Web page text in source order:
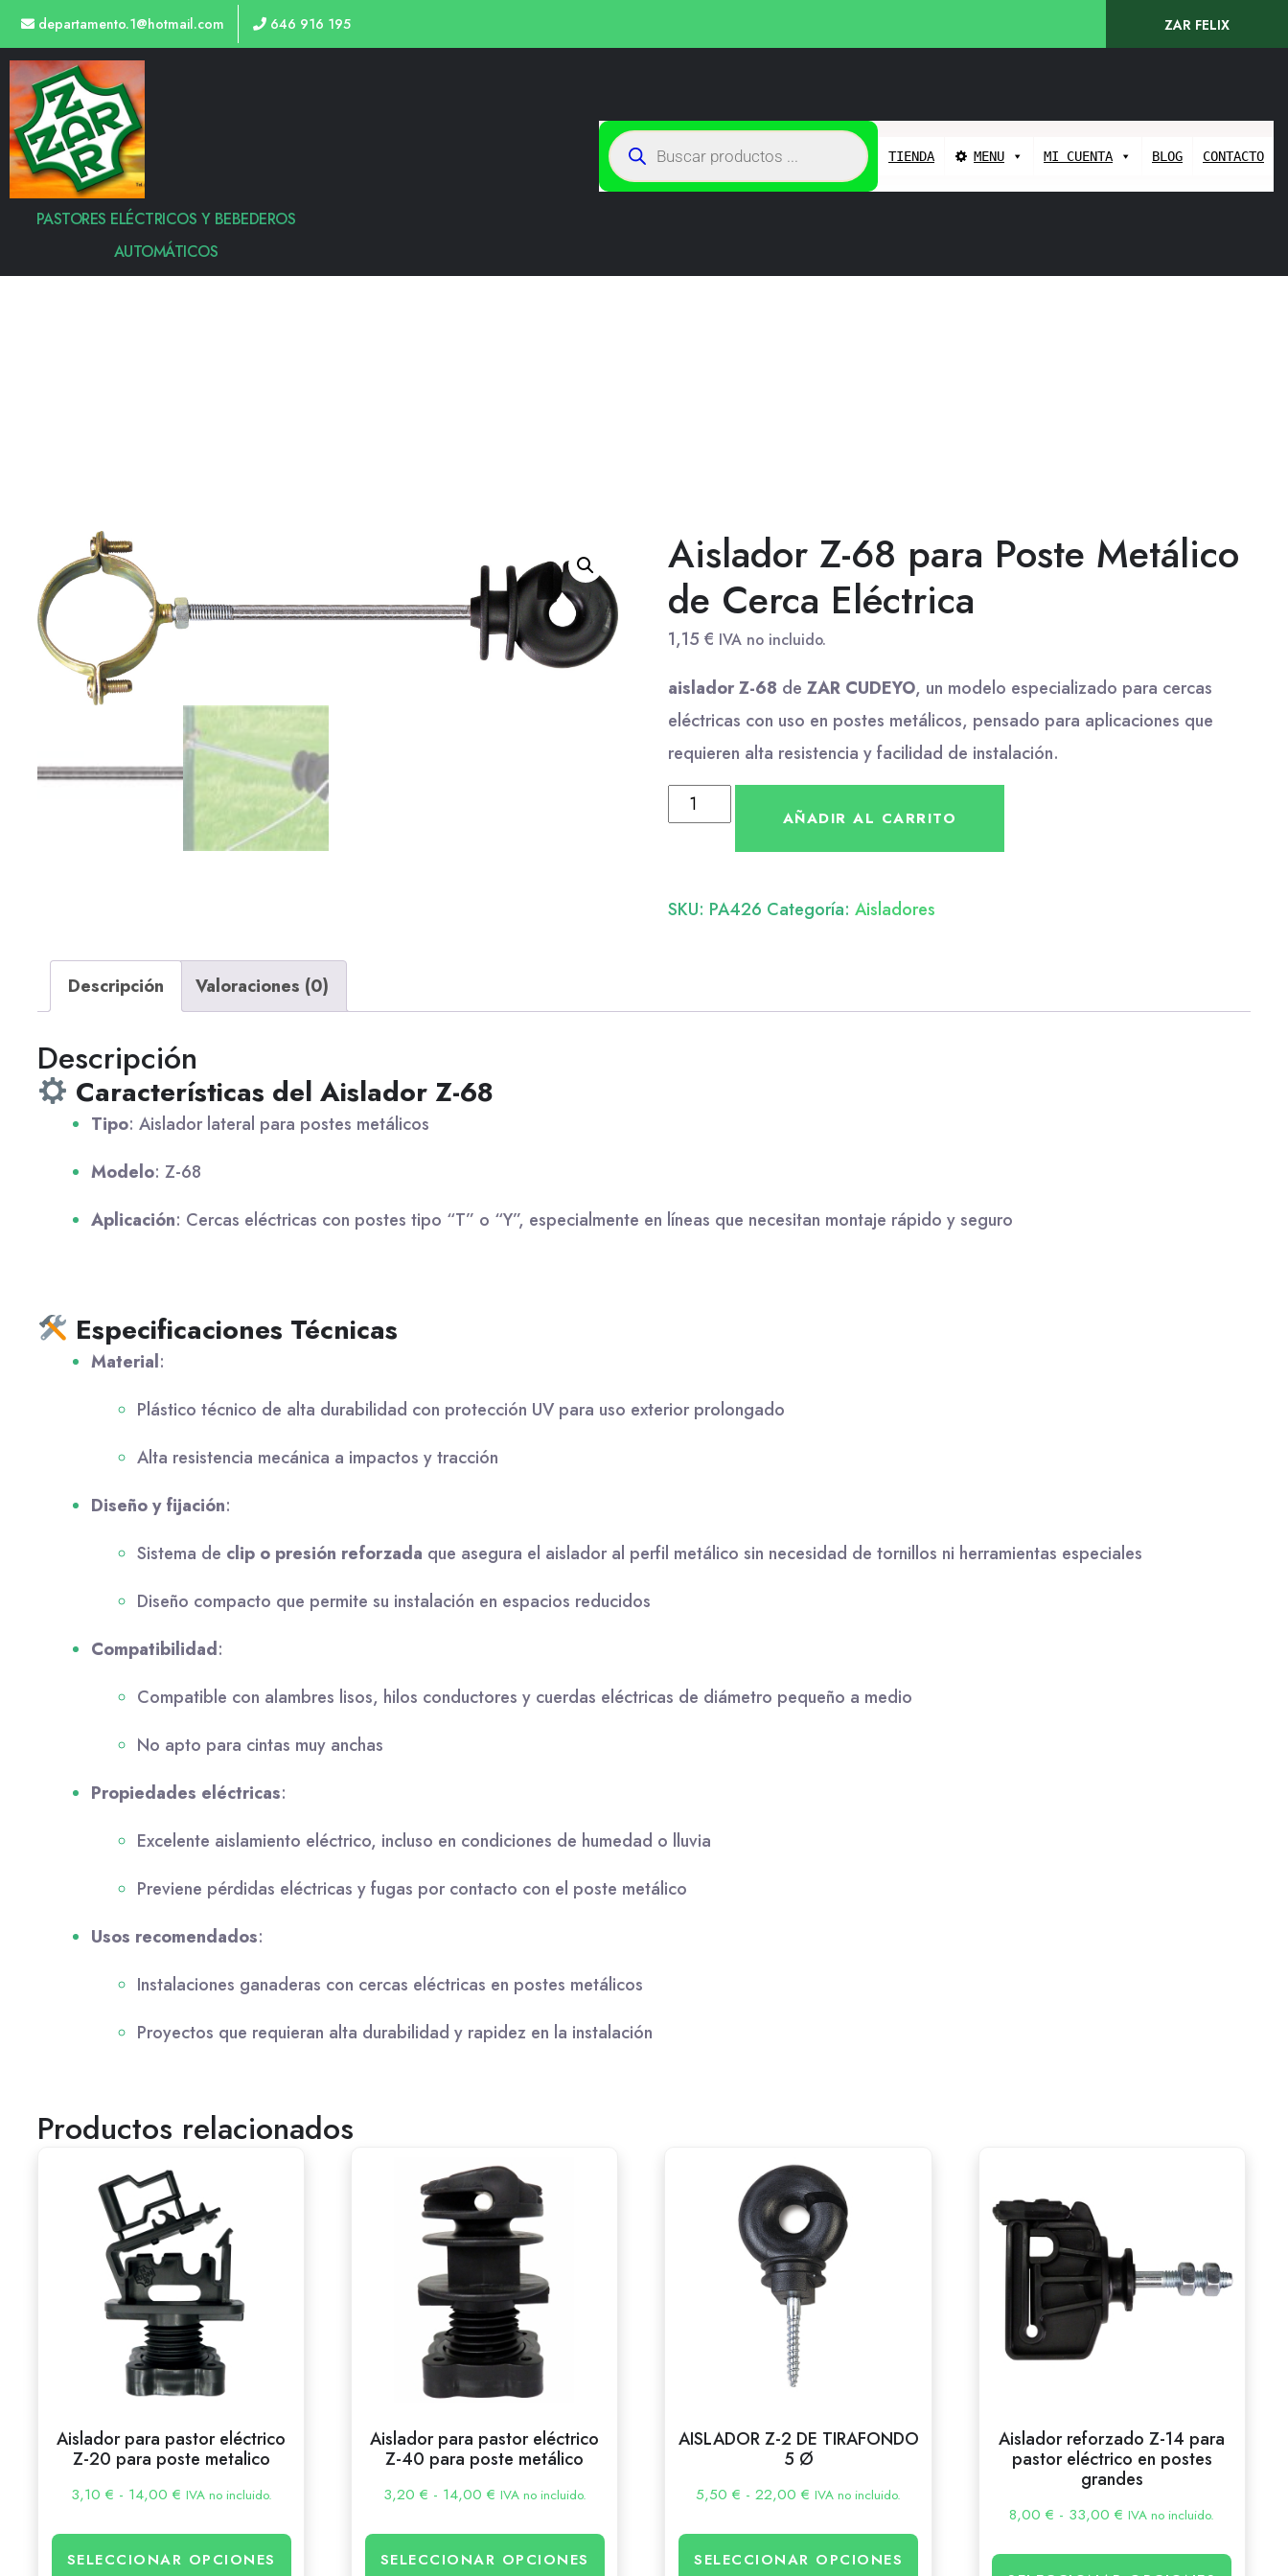
departamento.1@hotmail.com 646 916 195 ZAR FELIX
PASTORES ELÉCTRICOS Y BEBEDEROS
AUTOMÁTICOS
TIENDA MENU MI CUENTA BLOG CONTACTO
Aislador Z-68 para Poste Metálico
de Cerca Eléctrica
1,15€ IVA no incluido.
aislador Z-68 deZAR CUDEYO, un modelo especializado para cercas
eléctricas con uso en postes metálicos, pensado para aplicaciones que
requieren alta resistencia y facilidad de instalación.
AÑADIR AL CARRITO
SKU: PA426 Categoría:Aisladores
Descripción Valoraciones (0)
Descripción
Características del Aislador Z-68
Tipo: Aislador lateral para postes metálicos
Modelo: Z-68
Aplicación: Cercas eléctricas con postes tipo “T” o “Y”, especialmente en líneas que necesitan montaje rápido y seguro
Especificaciones Técnicas
Material:
Plástico técnico de alta durabilidad con protección UV para uso exterior prolongado
Alta resistencia mecánica a impactos y tracción
Diseño y fijación:
Sistema de clip o presión reforzada que asegura el aislador al perfil metálico sin necesidad de tornillos ni herramientas especiales
Diseño compacto que permite su instalación en espacios reducidos
Compatibilidad:
Compatible con alambres lisos, hilos conductores y cuerdas eléctricas de diámetro pequeño a medio
No apto para cintas muy anchas
Propiedades eléctricas:
Excelente aislamiento eléctrico, incluso en condiciones de humedad o lluvia
Previene pérdidas eléctricas y fugas por contacto con el poste metálico
Usos recomendados:
Instalaciones ganaderas con cercas eléctricas en postes metálicos
Proyectos que requieran alta durabilidad y rapidez en la instalación
Productos relacionados
Aislador para pastor eléctrico
Z-20 para poste metalico
3,10 € - 14,00 € IVA no incluido.
SELECCIONAR OPCIONES
Aislador para pastor eléctrico
Z-40 para poste metálico
3,20 € - 14,00 € IVA no incluido.
SELECCIONAR OPCIONES
AISLADOR Z-2 DE TIRAFONDO
5 Ø
5,50€ - 22,00€ IVA no incluido.
SELECCIONAR OPCIONES
Aislador reforzado Z-14 para
pastor eléctrico en postes
grandes
8,00€ - 33,00€ IVA no incluido.